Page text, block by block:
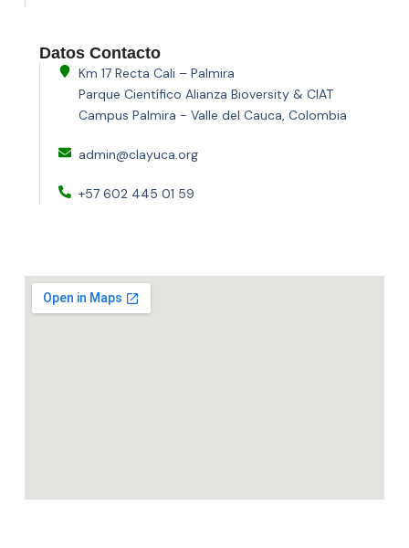
Datos Contacto
Km 17 Recta Cali – Palmira
Parque Científico Alianza Bioversity & CIAT
Campus Palmira - Valle del Cauca, Colombia
admin@clayuca.org
+57 602 445 01 59